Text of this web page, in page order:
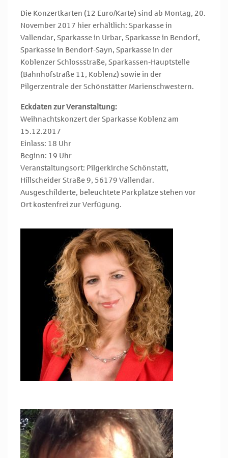
Die Konzertkarten (12 Euro/Karte) sind ab Montag, 20.
November 2017 hier erhältlich: Sparkasse in
Vallendar, Sparkasse in Urbar, Sparkasse in Bendorf,
Sparkasse in Bendorf-Sayn, Sparkasse in der
Koblenzer Schlossstraße, Sparkassen-Hauptstelle
(Bahnhofstraße 11, Koblenz) sowie in der
Pilgerzentrale der Schönstätter Marienschwestern.
Eckdaten zur Veranstaltung:
Weihnachtskonzert der Sparkasse Koblenz am
15.12.2017
Einlass: 18 Uhr
Beginn: 19 Uhr
Veranstaltungsort: Pilgerkirche Schönstatt,
Hillscheider Straße 9, 56179 Vallendar.
Ausgeschilderte, beleuchtete Parkplätze stehen vor
Ort kostenfrei zur Verfügung.